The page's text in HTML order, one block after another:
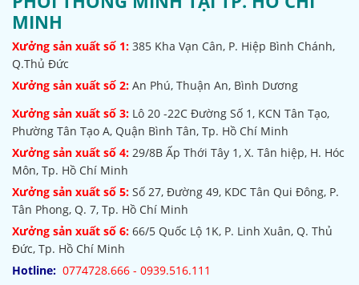
MINH
Xưởng sản xuất số 1: 385 Kha Vạn Cân, P. Hiệp Bình Chánh,
Q.Thủ Đức
Xưởng sản xuất số 2: An Phú, Thuận An, Bình Dương
Xưởng sản xuất số 3: Lô 20 -22C Đường Số 1, KCN Tân Tạo,
Phường Tân Tạo A, Quận Bình Tân, Tp. Hồ Chí Minh
Xưởng sản xuất số 4: 29/8B Ấp Thới Tây 1, X. Tân hiệp, H. Hóc
Môn, Tp. Hồ Chí Minh
Xưởng sản xuất số 5: Số 27, Đường 49, KDC Tân Qui Đông, P.
Tân Phong, Q. 7, Tp. Hồ Chí Minh
Xưởng sản xuất số 6: 66/5 Quốc Lộ 1K, P. Linh Xuân, Q. Thủ
Đức, Tp. Hồ Chí Minh
Hotline: 0774728.666 - 0939.516.111